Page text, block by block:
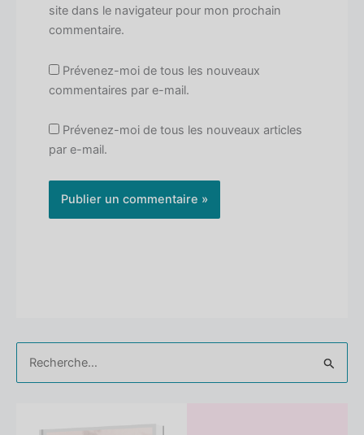
site dans le navigateur pour mon prochain
commentaire.
Prévenez-moi de tous les nouveaux
commentaires par e-mail.
Prévenez-moi de tous les nouveaux articles
par e-mail.
Rechercher :